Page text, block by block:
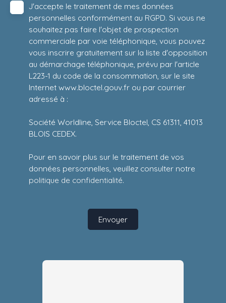
J'accepte le traitement de mes données
personnelles conformément au RGPD. Si vous ne
souhaitez pas faire l'objet de prospection
commerciale par voie téléphonique, vous pouvez
vous inscrire gratuitement sur la liste d'opposition
au démarchage téléphonique, prévu par l'article
L223-1 du code de la consommation, sur le site
Internet www.bloctel.gouv.fr ou par courrier
adressé à :
Société Worldline, Service Bloctel, CS 61311, 41013
BLOIS CEDEX.
Pour en savoir plus sur le traitement de vos
données personnelles, veuillez consulter notre
politique de confidentialité.
Envoyer